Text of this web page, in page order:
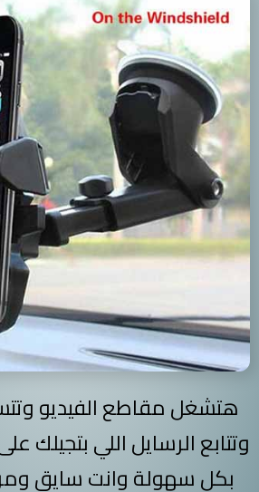
هتشغل مقاطع الفيديو
وتتابع الرسايل اللي بتجيلك
بكل سهولة وانت سايق